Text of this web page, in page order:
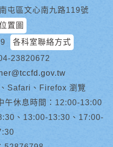
屯區文心南九路119號
置圖
各科室聯絡方式
23820672
Safari、Firefox 瀏覽
午休息時間：12:00-13:00
、13:00-13:30、17:00-